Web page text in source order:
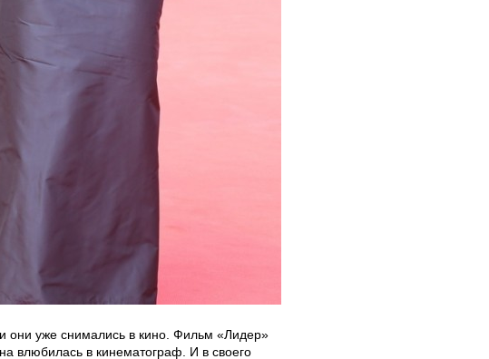
они уже снимались в кино. Фильм «Лидер»
влюбилась в кинематограф. И в своего